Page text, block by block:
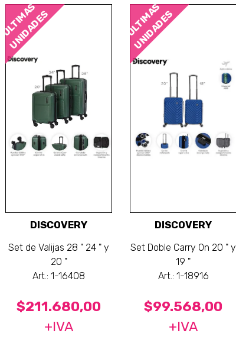
ÚLTIMAS
UNIDADES
DISCOVERY
Set de Valijas 28 " 24 " y
20 "
Art.: 1-16408
$211.680,00
+IVA
ÚLTIMAS
UNIDADES
DISCOVERY
Set Doble Carry On 20 " y
19 "
Art.: 1-18916
$99.568,00
+IVA